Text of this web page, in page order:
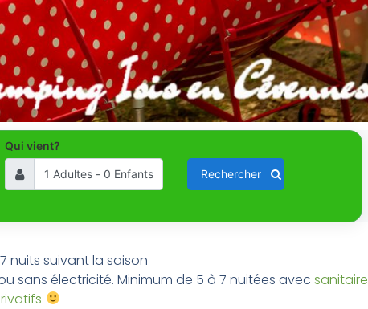
Qui vient?
Rechercher
nuits suivant la saison
sans électricité. Minimum de 5 à 7 nuitées avec sanitaire